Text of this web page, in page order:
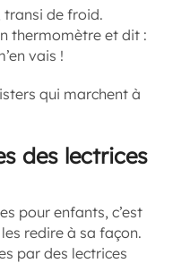
transi de froid.
thermomètre et dit :
vais !
qui marchent à
des lectrices
pour enfants, c’est
redire à sa façon.
par des lectrices